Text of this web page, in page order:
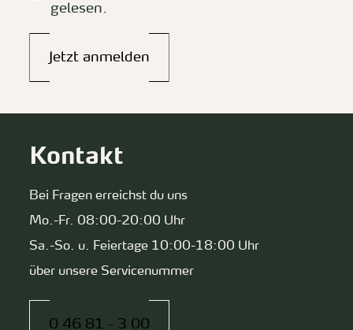
gelesen.
Jetzt anmelden
Kontakt
Bei Fragen erreichst du uns
Mo.-Fr. 08:00-20:00 Uhr
Sa.-So. u. Feiertage 10:00-18:00 Uhr
über unsere Servicenummer
0 46 81 - 3 00